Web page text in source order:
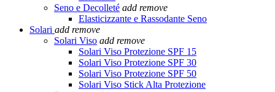
Seno e Decolleté add remove
Elasticizzante e Rassodante Seno
Solari add remove
Solari Viso add remove
Solari Viso Protezione SPF 15
Solari Viso Protezione SPF 30
Solari Viso Protezione SPF 50
Solari Viso Stick Alta Protezione